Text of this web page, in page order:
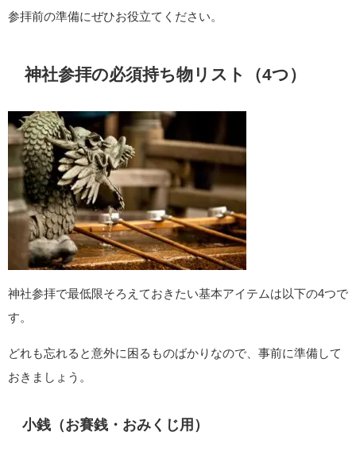
参拝前の準備にぜひお役立てください。
神社参拝の必須持ち物リスト（4つ）
神社参拝で最低限そろえておきたい基本アイテムは以下の4つで
す。
どれも忘れると意外に困るものばかりなので、事前に準備して
おきましょう。
小銭（お賽銭・おみくじ用）